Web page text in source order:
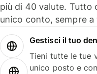
più di 40 valute. Tutto
unico conto, sempre a
Gestisci il tuo
Tieni tutte le tue
unico posto e